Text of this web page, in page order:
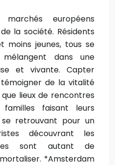
européens
la société. Résidents
moins jeunes, tous se
dans une
et vivante. Capter
de la vitalité
lieux de rencontres
familles faisant leurs
retrouvant pour un
découvrant les
sont autant de
*Amsterdam